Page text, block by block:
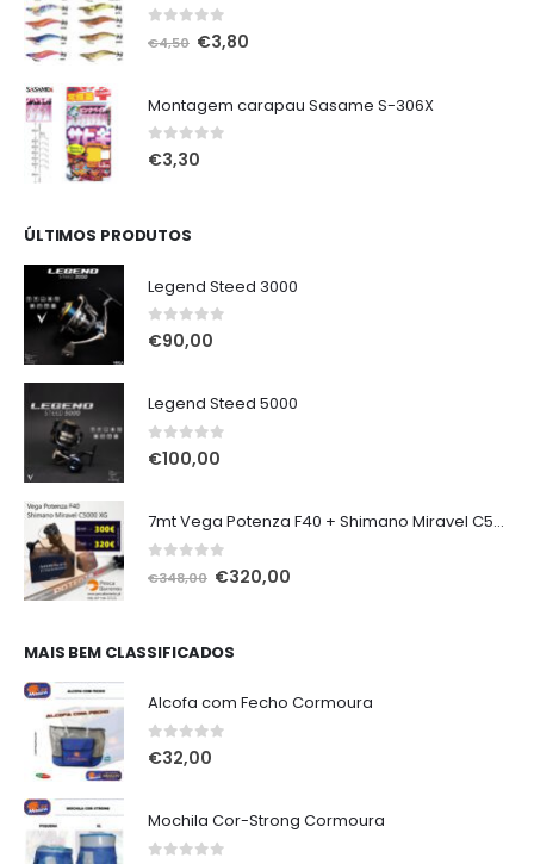
out of 5
€4,50 O
era:
€4,50.
€3,80
é:
Montagem carapau Sasame S-306X
0out of 5
€3,30
ÚLTIMOS PRODUTOS
Legend Steed 3000
0out of 5
€90,00
Legend Steed 5000
0out of 5
€100,00
7mt Vega Potenza F40 + Shimano Miravel C5000 XG
€348,00 O
era:
€320,00
MAIS BEM CLASSIFICADOS
Alcofa com Fecho Cormoura
0out of 5
€32,00
Mochila Cor-Strong Cormoura